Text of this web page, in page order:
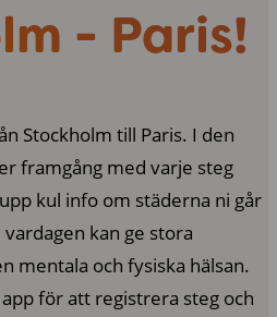
- Paris!
Stockholm till Paris. I den
framgång med varje steg
kul info om städerna ni går
kan ge stora
mentala och fysiska hälsan.
för att registrera steg och